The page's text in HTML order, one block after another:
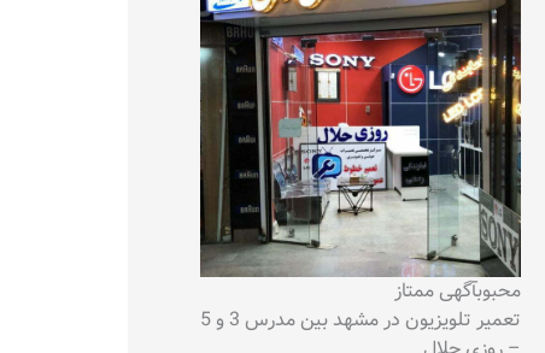
محبوبآگهی ممتاز
تعمیر تلویزیون در مشهد بین مدرس 3 و 5